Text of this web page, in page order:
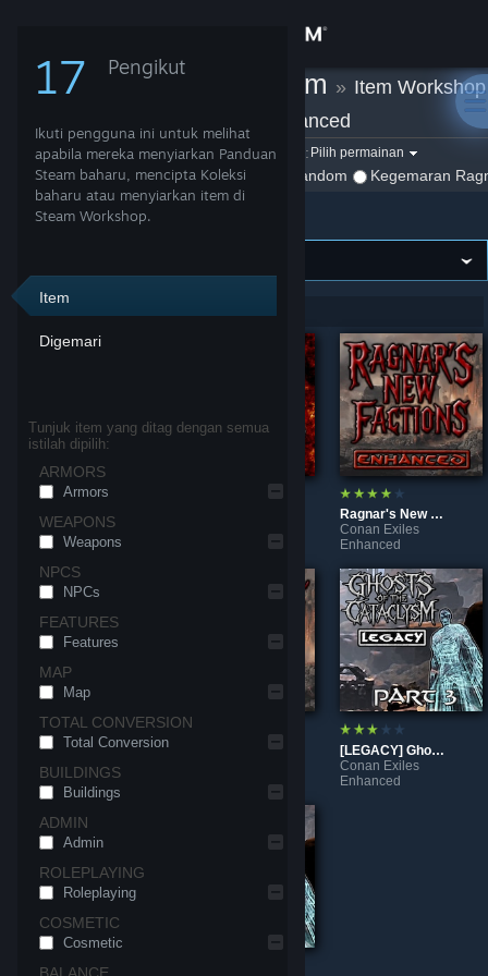
Gedung
Komuniti
Tentang
Sokongan
Ubah bahasa
Lihat laman web desktop
17 Pengikut
Ikuti pengguna ini untuk melihat
apabila mereka menyiarkan Panduan
Steam baharu, mencipta Koleksi
baharu atau menyiarkan item di
Steam Workshop.
Item
Digemari
Tunjuk item yang ditag dengan semua
istilah dipilih:
ARMORS
Armors
WEAPONS
Weapons
NPCS
NPCs
FEATURES
Features
MAP
Map
TOTAL CONVERSION
Total Conversion
BUILDINGS
Buildings
ADMIN
Admin
ROLEPLAYING
Roleplaying
COSMETIC
Cosmetic
Ragnar Random » Item Workshop
Conan Exiles Enhanced
Tapis mengikut permainan: Pilih permainan
Tunjuk: Oleh Ragnar Random
Kegemaran
Conan Exiles Enhanced
Menunjukkan 1-8 daripada 8 entri
3001 Ways to Die PvE Server Content [ENHANCED]
Conan Exiles
Enhanced
Ragnar's New Factions [ENHANCED]
Conan Exiles
Enhanced
[LEGACY] GotC Music Killer
Conan Exiles
Enhanced
[LEGACY] Ragnar's New Factions
[LEGACY] Ghosts of the Cataclysm - Part 3
Conan Exiles
Enhanced